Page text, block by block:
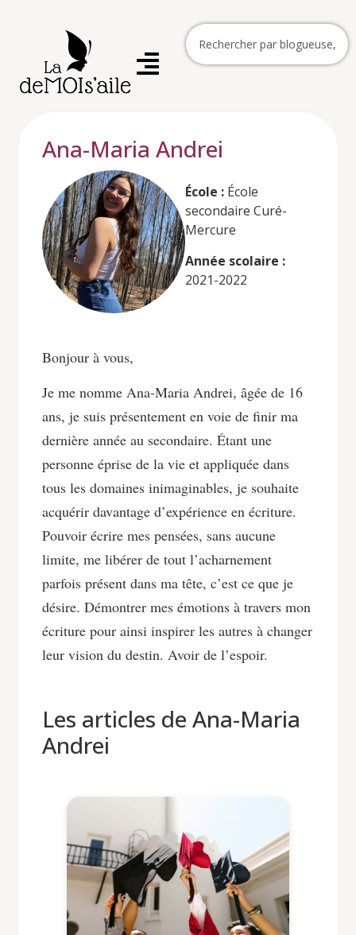
Ana-Maria Andrei
École : École
secondaire Curé-
Mercure
Année scolaire :
2021-2022
Bonjour à vous,
Je me nomme Ana-Maria Andrei, âgée de 16
ans, je suis présentement en voie de finir ma
dernière année au secondaire. Étant une
personne éprise de la vie et appliquée dans
tous les domaines inimaginables, je souhaite
acquérir davantage d’expérience en écriture.
Pouvoir écrire mes pensées, sans aucune
limite, me libérer de tout l’acharnement
parfois présent dans ma tête, c’est ce que je
désire. Démontrer mes émotions à travers mon
écriture pour ainsi inspirer les autres à changer
leur vision du destin. Avoir de l’espoir.
Les articles de Ana-Maria
Andrei